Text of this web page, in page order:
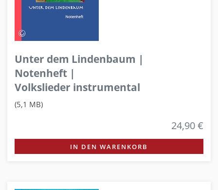
Unter dem Lindenbaum |
Notenheft |
Volkslieder instrumental
(5,1 MB)
24,90 €
IN DEN WARENKORB